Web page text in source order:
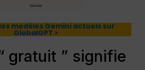
modèles Gemini actuels sur
GlobalGPT >
gratuit ” signifie